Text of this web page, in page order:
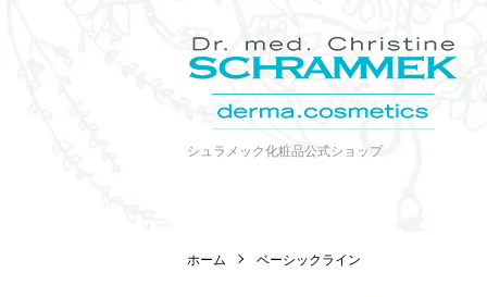
シュラメック化粧品公式ショップ
ホーム ベーシックライン